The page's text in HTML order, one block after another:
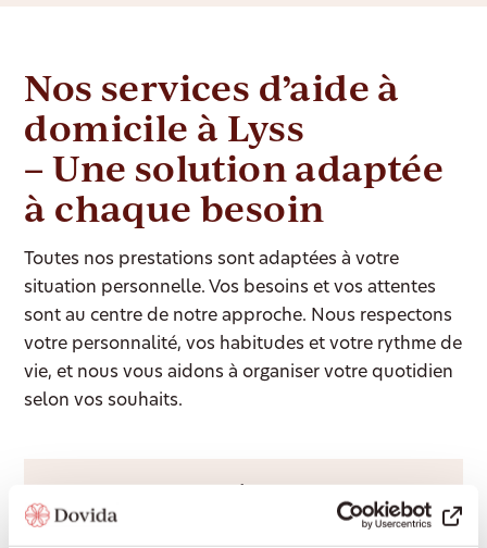
Nos services d’aide à
domicile à Lyss
– Une solution adaptée
à chaque besoin
Toutes nos prestations sont adaptées à votre
situation personnelle. Vos besoins et vos attentes
sont au centre de notre approche. Nous respectons
votre personnalité, vos habitudes et votre rythme de
vie, et nous vous aidons à organiser votre quotidien
selon vos souhaits.